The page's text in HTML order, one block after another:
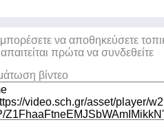
μπορέσετε να αποθηκεύσετε
απαιτείται πρώτα να συνδεθείτε
βίντεο